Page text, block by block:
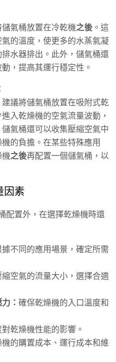
氣桶放置在冷乾機之後 。這
的溫度，使更多的水蒸氣凝
水器排出。此外，儲氣桶還
，提高其運行穩定性。
議將儲氣桶放置在吸附式乾
入乾燥機的空氣流量波動，
氣桶還可以收集壓縮空氣中
的負擔。在某些特殊應用
機之後再配置一個儲氣桶，以
因素
配置外，在選擇乾燥機時還
據不同的應用場景，確定所需
空氣的流量大小，選擇合適
： 確保乾燥機的入口溫度和
乾燥機性能的影響。
的購置成本、運行成本和維